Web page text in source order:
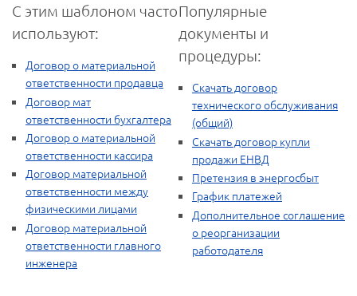
С этим шаблоном часто
используют:
Договор о материальной
ответственности продавца
Договор мат
ответственности бухгалтера
Договор о материальной
ответственности кассира
Договор материальной
ответственности между
физическими лицами
Договор материальной
ответственности главного
инженера
Популярные
документы и
процедуры:
Скачать договор
технического обслуживания
(общий)
Скачать договор купли
продажи ЕНВД
Претензия в энергосбыт
График платежей
Дополнительное соглашение
о реорганизации
работодателя